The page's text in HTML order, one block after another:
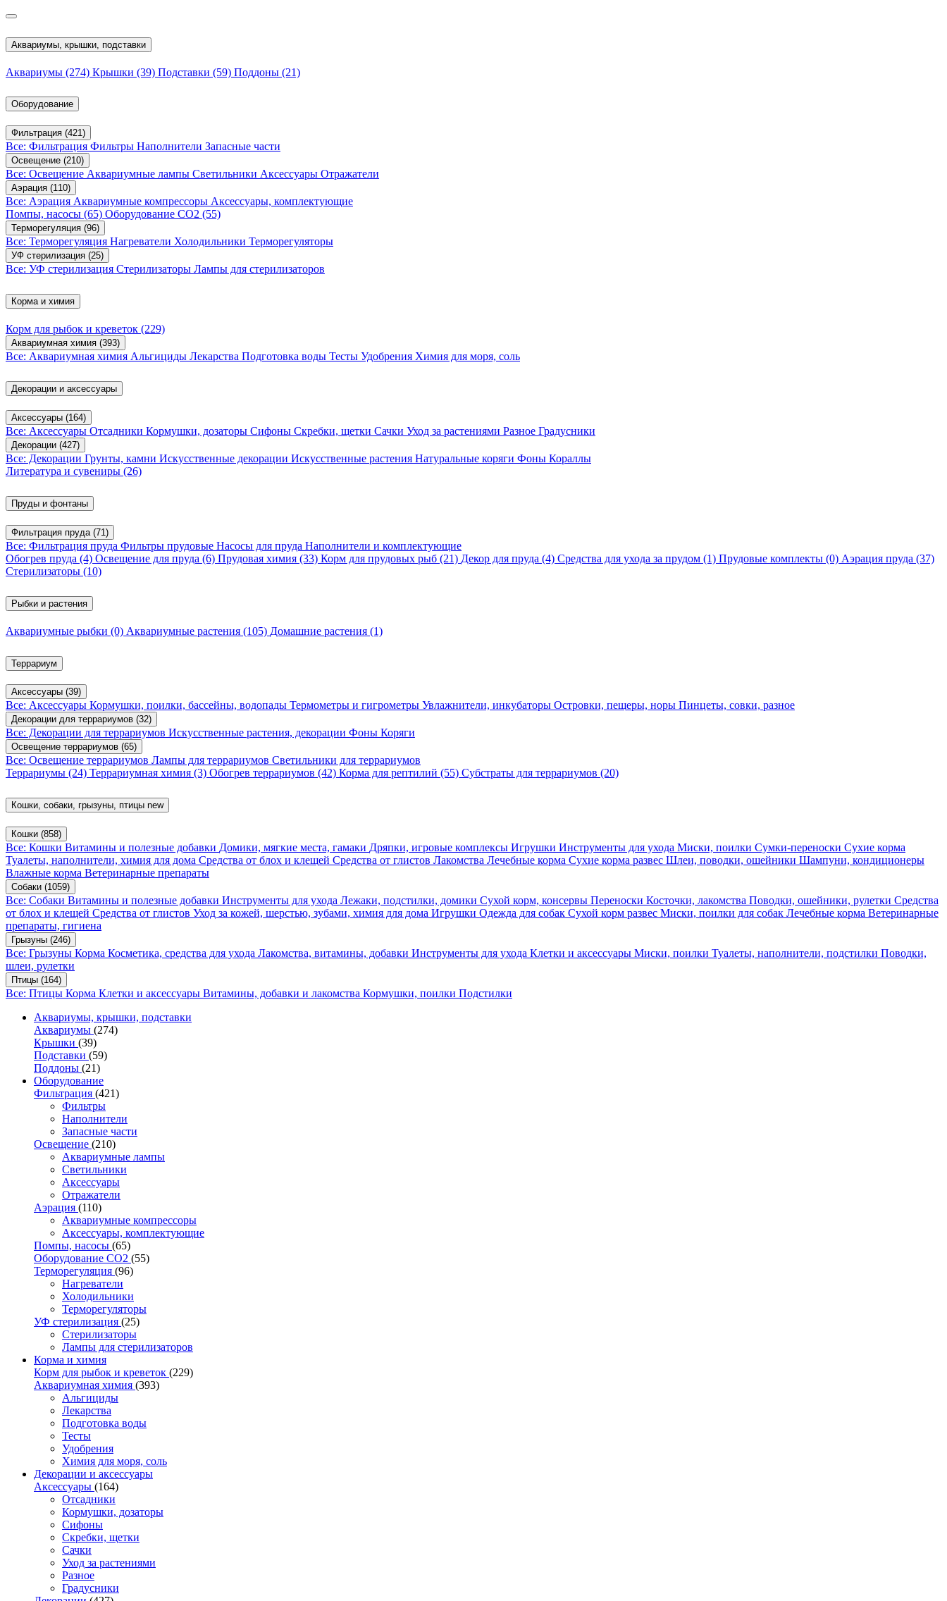
Аквариумы, крышки, подставки
Аквариумы (274) Крышки (39) Подставки (59) Поддоны (21)
Оборудование
Фильтрация (421)
Все: Фильтрация Фильтры Наполнители Запасные части
Освещение (210)
Все: Освещение Аквариумные лампы Светильники Аксессуары Отражатели
Аэрация (110)
Все: Аэрация Аквариумные компрессоры Аксессуары, комплектующие
Помпы, насосы (65) Оборудование CO2 (55)
Терморегуляция (96)
Все: Терморегуляция Нагреватели Холодильники Терморегуляторы
УФ стерилизация (25)
Все: УФ стерилизация Стерилизаторы Лампы для стерилизаторов
Корма и химия
Корм для рыбок и креветок (229)
Аквариумная химия (393)
Все: Аквариумная химия Альгициды Лекарства Подготовка воды Тесты Удобрения Химия для моря, соль
Декорации и аксессуары
Аксессуары (164)
Все: Аксессуары Отсадники Кормушки, дозаторы Сифоны Скребки, щетки Сачки Уход за растениями Разное Градусники
Декорации (427)
Все: Декорации Грунты, камни Искусственные декорации Искусственные растения Натуральные коряги Фоны Кораллы
Литература и сувениры (26)
Пруды и фонтаны
Фильтрация пруда (71)
Все: Фильтрация пруда Фильтры прудовые Насосы для пруда Наполнители и комплектующие
Обогрев пруда (4) Освещение для пруда (6) Прудовая химия (33) Корм для прудовых рыб (21) Декор для пруда (4) Средства для ухода за прудом (1) Прудовые комплекты (0) Аэрация пруда (37)
Стерилизаторы (10)
Рыбки и растения
Аквариумные рыбки (0) Аквариумные растения (105) Домашние растения (1)
Террариум
Аксессуары (39)
Все: Аксессуары Кормушки, поилки, бассейны, водопады Термометры и гигрометры Увлажнители, инкубаторы Островки, пещеры, норы Пинцеты, совки, разное
Декорации для террариумов (32)
Все: Декорации для террариумов Искусственные растения, декорации Фоны Коряги
Освещение террариумов (65)
Все: Освещение террариумов Лампы для террариумов Светильники для террариумов
Террариумы (24) Террариумная химия (3) Обогрев террариумов (42) Корма для рептилий (55) Субстраты для террариумов (20)
Кошки, собаки, грызуны, птицы new
Кошки (858)
Все: Кошки Витамины и полезные добавки Домики, мягкие места, гамаки Дряпки, игровые комплексы Игрушки Инструменты для ухода Миски, поилки Сумки-переноски Сухие корма
Туалеты, наполнители, химия для дома Средства от блох и клещей Средства от глистов Лакомства Лечебные корма Сухие корма развес Шлеи, поводки, ошейники Шампуни, кондиционеры
Влажные корма Ветеринарные препараты
Собаки (1059)
Все: Собаки Витамины и полезные добавки Инструменты для ухода Лежаки, подстилки, домики Сухой корм, консервы Переноски Косточки, лакомства Поводки, ошейники, рулетки Средства
от блох и клещей Средства от глистов Уход за кожей, шерстью, зубами, химия для дома Игрушки Одежда для собак Сухой корм развес Миски, поилки для собак Лечебные корма Ветеринарные
препараты, гигиена
Грызуны (246)
Все: Грызуны Корма Косметика, средства для ухода Лакомства, витамины, добавки Инструменты для ухода Клетки и аксессуары Миски, поилки Туалеты, наполнители, подстилки Поводки,
шлеи, рулетки
Птицы (164)
Все: Птицы Корма Клетки и аксессуары Витамины, добавки и лакомства Кормушки, поилки Подстилки
Аквариумы, крышки, подставки
Аквариумы (274)
Крышки (39)
Подставки (59)
Поддоны (21)
Оборудование
Фильтрация (421)
Фильтры
Наполнители
Запасные части
Освещение (210)
Аквариумные лампы
Светильники
Аксессуары
Отражатели
Аэрация (110)
Аквариумные компрессоры
Аксессуары, комплектующие
Помпы, насосы (65)
Оборудование CO2 (55)
Терморегуляция (96)
Нагреватели
Холодильники
Терморегуляторы
УФ стерилизация (25)
Стерилизаторы
Лампы для стерилизаторов
Корма и химия
Корм для рыбок и креветок (229)
Аквариумная химия (393)
Альгициды
Лекарства
Подготовка воды
Тесты
Удобрения
Химия для моря, соль
Декорации и аксессуары
Аксессуары (164)
Отсадники
Кормушки, дозаторы
Сифоны
Скребки, щетки
Сачки
Уход за растениями
Разное
Градусники